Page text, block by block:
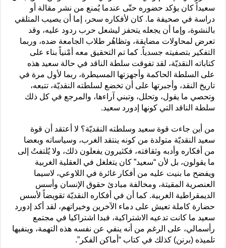
سعيداً كان يؤكد حضوره حتّى عندما يُمنع من نشر مقالة أو
دراسة في صحيفة ما. كان لأفكاره سحر، إما أن يصيب المتلقي
بالنشوة، وإما أن يجعله يتحفز ليشعل حرب ردود عليه، وقد
تعرض لمحاولات مضايقة، وتظاهُر طلاب الجامعة ضده، وربما
التفكير بتصفيته جسدياً. كما تم التحقيق معه أمْنياً بناء على
كتاباته النقديّة، لقد تفوقت سلطة الناقد في حالة سعيد هذه
على السلطة الحاكمة وأجهزتها المسيطرة، ربما لأول مرة في
تاريخ النقد، وأجبرتها على أن تخضع لسلطته النقديّة، تتبعه،
وتحصي ما يقول، وتحلل، وتبني آراءها، والمرجع في كل ذلك
سلطة الناقد التي كونها إدورد سعيد.
من أين جاءت قوة سعيد وسلطته النقديّة؟ لا أعتقد أن قوة
سعيد النقديّة متولدة من كونه ينتقد الغرب، وسياساته وبعضا
من أفكاره وأدبه وثقافته، فكثيرون يفعلون ذلك، ولا يُلتفتُ إلى
ما يقولون، بل لأن “سعيد” كان يتغلغل في العقلية الغربية
ويفضح ما بنيت عليه من أفكار غائرة في اللاوعي، لاسيما
العنصرية المقيتة، ومخالفة مبادئ حقوق الإنسان وأسس
الديمقراطية الغربية. كما أن في أفكاره النقديّة تقويضاً لأسس
حضارة كاملة تعيش على دماء الآخرين وخيراتهم، لقد أكد إدورد
سعيد ما كانت تدعيه الاشتراكية، فبدا اشتراكيا في مجتمع
رأسمالي، على الرغم من أنه ينفي عن نفسه هذه التهمة، وينفيها
تلميذه (برنن) كذلك في كتاب “أماكن الفكر”.